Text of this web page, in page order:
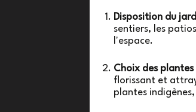
Disposition du
sentiers, les
l'espace.
Choix des plantes
florissant et
plantes